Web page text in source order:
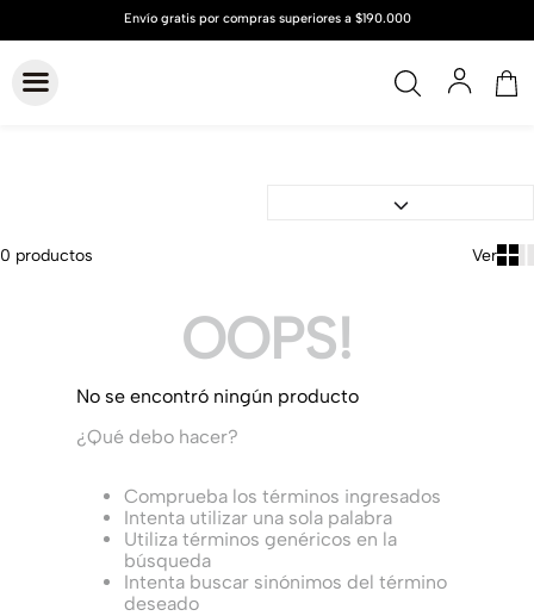
0 productos
OOPS!
No se encontró ningún producto
¿Qué debo hacer?
Comprueba los términos ingresados
Intenta utilizar una sola palabra
Utiliza términos genéricos en la
búsqueda
Intenta buscar sinónimos del término
deseado